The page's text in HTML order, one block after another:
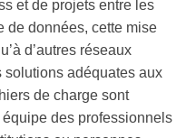
et de projets entre les
de données, cette mise
d’autres réseaux
solutions adéquates aux
de charge sont
des professionnels